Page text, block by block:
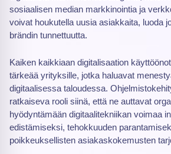
sosiaalisen median markkinointia ja
voivat houkutella uusia asiakkaita, luoda
brändin tunnettuutta.
Kaiken kaikkiaan digitalisaation
tärkeää yrityksille, jotka haluavat
digitaalisessa taloudessa.
ratkaiseva rooli siinä, että ne auttavat
hyödyntämään digitaalitekniikan voimaa
edistämiseksi, tehokkuuden
poikkeuksellisten asiakaskokemusten